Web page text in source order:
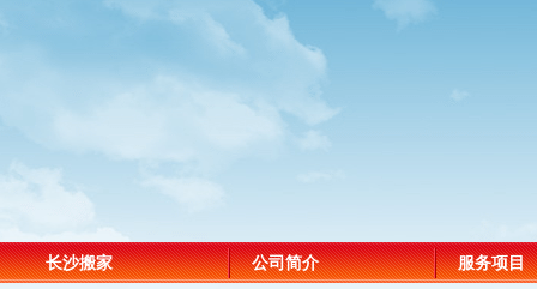
长沙搬家 公司简介 服务项目